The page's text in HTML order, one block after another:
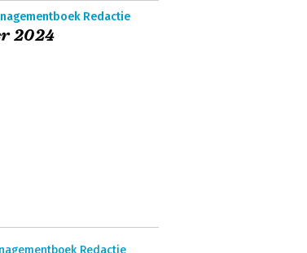
Redactie
2024
Redactie